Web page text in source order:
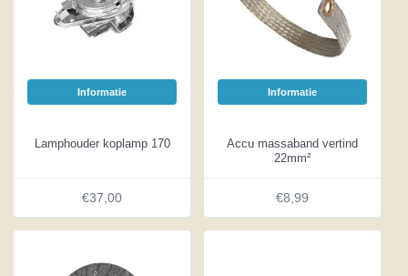
Informatie
Lamphouder koplamp 170
€37,00
Informatie
Accu massaband vertind
22mm²
€8,99